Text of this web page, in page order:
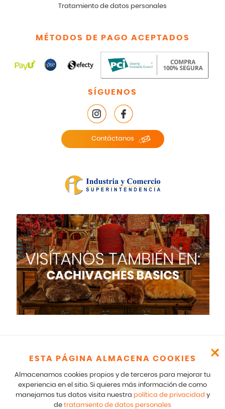
ESTA PÁGINA ALMACENA COOKIES
Almacenamos cookies propios y de terceros para mejorar tu
experiencia en el sitio. Si quieres más información de como
manejamos tus datos visita nuestra política de privacidad y
de tratamiento de datos personales
Tratamiento de datos personales
MÉTODOS DE PAGO ACEPTADOS
SÍGUENOS
Contáctanos
comunicados@cachivaches.com
Para comunicados legales y notificaciones formales favor escribir
a: team@cachivaches.com